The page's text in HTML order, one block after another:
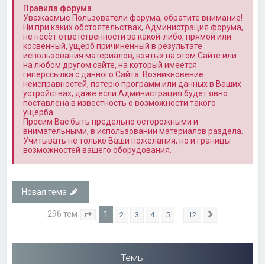
Правила форума
Уважаемые Пользователи форума, обратите внимание!
Ни при каких обстоятельствах, Администрация форума,
не несёт ответственности за какой-либо, прямой или
косвенный, ущерб причиненный в результате
использования материалов, взятых на этом Сайте или
на любом другом сайте, на который имеется
гиперссылка с данного Сайта. Возникновение
неисправностей, потерю программ или данных в Ваших
устройствах, даже если Администрация будет явно
поставлена в известность о возможности такого
ущерба.
Просим Вас быть предельно осторожными и
внимательными, в использовании материалов раздела.
Учитывать не только Ваши пожелания, но и границы
возможностей вашего оборудования.
Новая тема
296 тем Страница из 12
1 2 3 4 5 12
Темы